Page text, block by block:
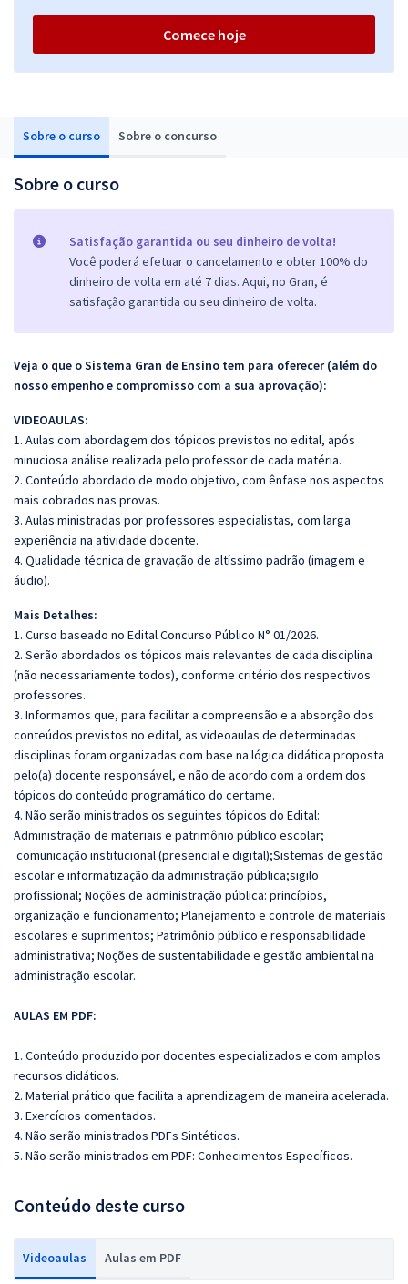
Sobre o curso Sobre o concurso
Sobre o curso
Satisfação garantida ou seu dinheiro de volta!
Você poderá efetuar o cancelamento e obter 100% do
dinheiro de volta em até 7 dias. Aqui, no Gran, é
satisfação garantida ou seu dinheiro de volta.
Veja o que o Sistema Gran de Ensino tem para oferecer (além do
nosso empenho e compromisso com a sua aprovação):
VIDEOAULAS:
1. Aulas com abordagem dos tópicos previstos no edital, após
minuciosa análise realizada pelo professor de cada matéria.
2. Conteúdo abordado de modo objetivo, com ênfase nos aspectos
mais cobrados nas provas.
3. Aulas ministradas por professores especialistas, com larga
experiência na atividade docente.
4. Qualidade técnica de gravação de altíssimo padrão (imagem e
áudio).
Mais Detalhes:
1. Curso baseado no Edital Concurso Público N° 01/2026.
2. Serão abordados os tópicos mais relevantes de cada disciplina
(não necessariamente todos), conforme critério dos respectivos
professores.
3. Informamos que, para facilitar a compreensão e a absorção dos
conteúdos previstos no edital, as videoaulas de determinadas
disciplinas foram organizadas com base na lógica didática proposta
pelo(a) docente responsável, e não de acordo com a ordem dos
tópicos do conteúdo programático do certame.
4. Não serão ministrados os seguintes tópicos do Edital:
Administração de materiais e patrimônio público escolar;
comunicação institucional (presencial e digital);Sistemas de gestão
escolar e informatização da administração pública;sigilo
profissional; Noções de administração pública: princípios,
organização e funcionamento; Planejamento e controle de materiais
escolares e suprimentos; Patrimônio público e responsabilidade
administrativa; Noções de sustentabilidade e gestão ambiental na
administração escolar.
AULAS EM PDF:
1. Conteúdo produzido por docentes especializados e com amplos
recursos didáticos.
2. Material prático que facilita a aprendizagem de maneira acelerada.
3. Exercícios comentados.
4. Não serão ministrados PDFs Sintéticos.
5. Não serão ministrados em PDF: Conhecimentos Específicos.
Conteúdo deste curso
Videoaulas Aulas em PDF
Comece hoje